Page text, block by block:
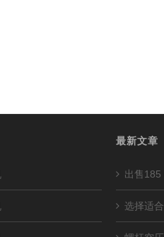
最新文章
出售185
选择适